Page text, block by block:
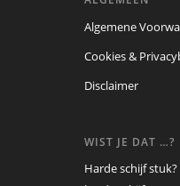
Algemene
Cookies &
Disclaimer
WIST JE DAT …?
Harde schijf